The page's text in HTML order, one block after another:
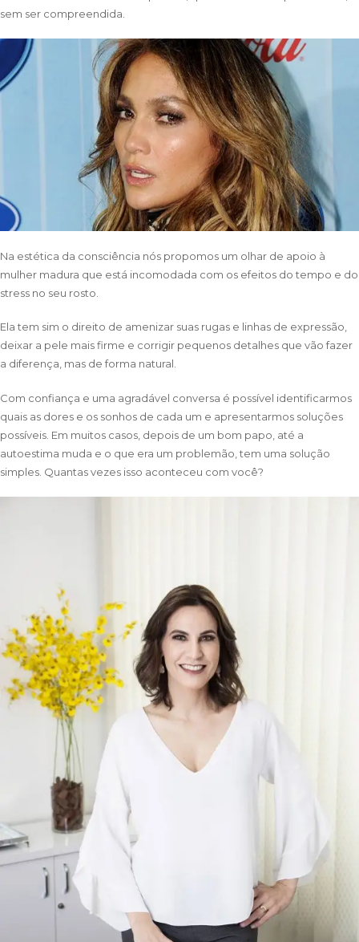
sem ser compreendida.
Na estética da consciência nós propomos um olhar de apoio à
mulher madura que está incomodada com os efeitos do tempo e do
stress no seu rosto.
Ela tem sim o direito de amenizar suas rugas e linhas de expressão,
deixar a pele mais firme e corrigir pequenos detalhes que vão fazer
a diferença, mas de forma natural.
Com confiança e uma agradável conversa é possível identificarmos
quais as dores e os sonhos de cada um e apresentarmos soluções
possíveis. Em muitos casos, depois de um bom papo, até a
autoestima muda e o que era um problemão, tem uma solução
simples. Quantas vezes isso aconteceu com você?